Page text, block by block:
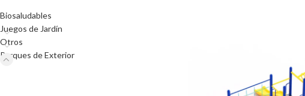
Biosaludables
Juegos de Jardín
Otros
Parques de Exterior